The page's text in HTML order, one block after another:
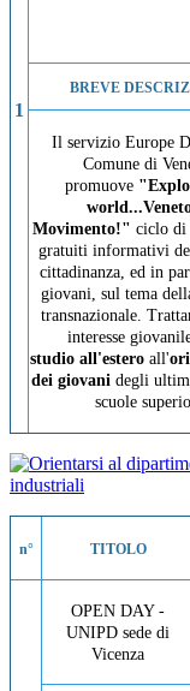
1
BREVE
Il servizio Europe
Comune di
promuove
Movimento!" ciclo di
gratuiti informativi
cittadinanza, ed in
giovani, sul tema
transnazionale.
interesse
studio all'estero all'
dei giovani degli
scuole
n° TITOLO
OPEN DAY -
UNIPD sede di
Vicenza